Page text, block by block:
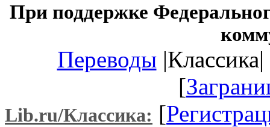
При поддержке
Переводы
[
Lib.ru/Классика: [